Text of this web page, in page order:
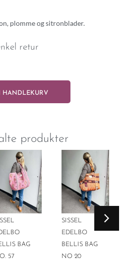
plomme og sitronblader.
retur
HANDLEKURV
produkter
BAG
57
SISSEL
EDELBO
BELLIS BAG
NO 20